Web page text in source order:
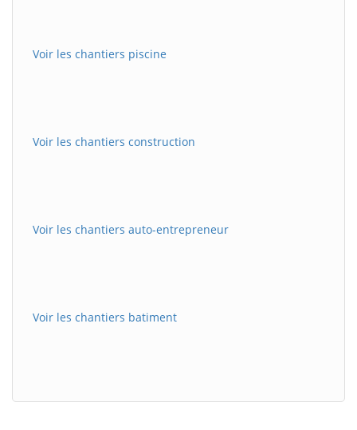
Voir les chantiers piscine
Voir les chantiers construction
Voir les chantiers auto-entrepreneur
Voir les chantiers batiment